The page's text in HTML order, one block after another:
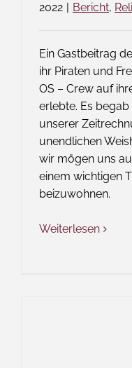
2022
Bericht,
Ein Gastbeitrag
ihr Piraten und
OS – Crew auf
erlebte. Es
unserer
unendlichen
wir mögen uns
einem wichtigen
beizuwohnen.
Weiterlesen